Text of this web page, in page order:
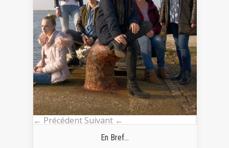
← Précédent Suivant ←
En Bref...